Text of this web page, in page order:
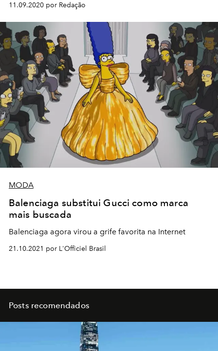
11.09.2020 por Redação
MODA
Balenciaga substitui Gucci como marca
mais buscada
Balenciaga agora virou a grife favorita na Internet
21.10.2021 por L'Officiel Brasil
Posts recomendados